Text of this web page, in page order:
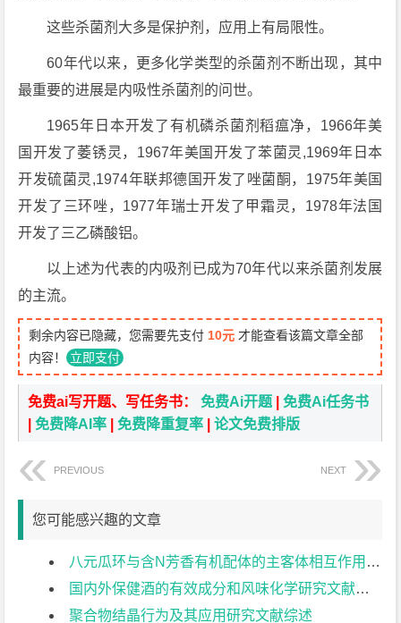
这些杀菌剂大多是保护剂，应用上有局限性。
60年代以来，更多化学类型的杀菌剂不断出现，其中
最重要的进展是内吸性杀菌剂的问世。
1965年日本开发了有机磷杀菌剂稻瘟净，1966年美
国开发了萎锈灵，1967年美国开发了苯菌灵,1969年日本
开发硫菌灵,1974年联邦德国开发了唑菌酮，1975年美国
开发了三环唑，1977年瑞士开发了甲霜灵，1978年法国
开发了三乙磷酸铝。
以上述为代表的内吸剂已成为70年代以来杀菌剂发展
的主流。
剩余内容已隐藏，您需要先支付 10元 才能查看该篇文章全部
内容！ 立即支付
免费ai写开题、写任务书：免费Ai开题 |免费Ai任务书
|免费降AI率 |免费降重复率 |论文免费排版
PREVIOUS NEXT
您可能感兴趣的文章
八元瓜环与含N芳香有机配体的主客体相互作用研究文献综述
国内外保健酒的有效成分和风味化学研究文献综述
聚合物结晶行为及其应用研究文献综述